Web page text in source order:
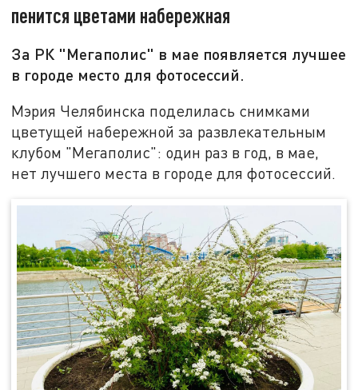
пенится цветами набережная
За РК "Мегаполис" в мае появляется лучшее
в городе место для фотосессий.
Мэрия Челябинска поделилась снимками
цветущей набережной за развлекательным
клубом "Мегаполис": один раз в год, в мае,
нет лучшего места в городе для фотосессий.